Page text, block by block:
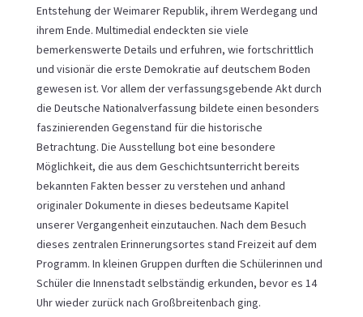
Entstehung der Weimarer Republik, ihrem Werdegang und
ihrem Ende. Multimedial endeckten sie viele
bemerkenswerte Details und erfuhren, wie fortschrittlich
und visionär die erste Demokratie auf deutschem Boden
gewesen ist. Vor allem der verfassungsgebende Akt durch
die Deutsche Nationalverfassung bildete einen besonders
faszinierenden Gegenstand für die historische
Betrachtung. Die Ausstellung bot eine besondere
Möglichkeit, die aus dem Geschichtsunterricht bereits
bekannten Fakten besser zu verstehen und anhand
originaler Dokumente in dieses bedeutsame Kapitel
unserer Vergangenheit einzutauchen. Nach dem Besuch
dieses zentralen Erinnerungsortes stand Freizeit auf dem
Programm. In kleinen Gruppen durften die Schülerinnen und
Schüler die Innenstadt selbständig erkunden, bevor es 14
Uhr wieder zurück nach Großbreitenbach ging.